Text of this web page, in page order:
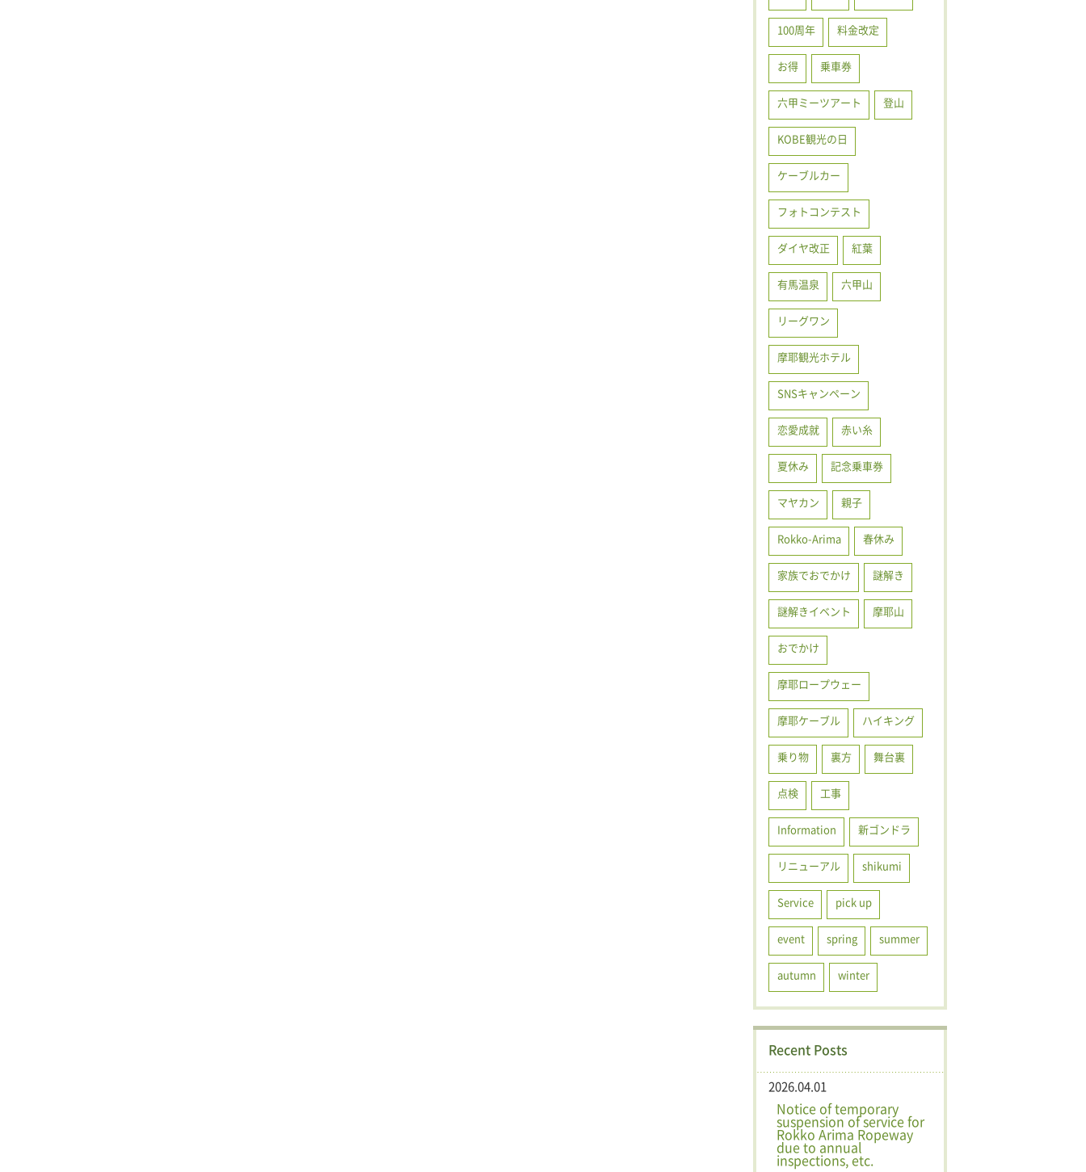
100周年 料金改定
お得 乗車券
六甲ミーツアート 登山
KOBE観光の日
ケーブルカー
フォトコンテスト
ダイヤ改正 紅葉
有馬温泉 六甲山
リーグワン
摩耶観光ホテル
SNSキャンペーン
恋愛成就 赤い糸
夏休み 記念乗車券
マヤカン 親子
Rokko-Arima 春休み
家族でおでかけ 謎解き
謎解きイベント 摩耶山
おでかけ
摩耶ロープウェー
摩耶ケーブル ハイキング
乗り物 裏方 舞台裏
点検 工事
Information 新ゴンドラ
リニューアル shikumi
Service pick up
event spring summer
autumn winter
Recent Posts
2026.04.01
Notice of temporary
suspension of service for
Rokko Arima Ropeway
due to annual
inspections, etc.